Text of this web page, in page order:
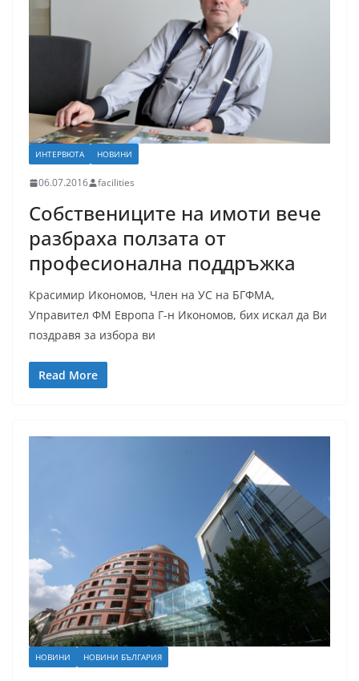
ИНТЕРВЮТА НОВИНИ
06.07.2016 facilities
Собствениците на имоти вече
разбраха ползата от
професионална поддръжка
Красимир Икономов, Член на УС на БГФМА,
Управител ФМ Европа Г-н Икономов, бих искал да Ви
поздравя за избора ви
Read More
НОВИНИ НОВИНИ БЪЛГАРИЯ